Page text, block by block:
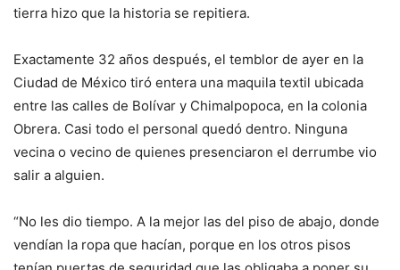
tierra hizo que la historia se repitiera.
Exactamente 32 años después, el temblor de ayer en la
Ciudad de México tiró entera una maquila textil ubicada
entre las calles de Bolívar y Chimalpopoca, en la colonia
Obrera. Casi todo el personal quedó dentro. Ninguna
vecina o vecino de quienes presenciaron el derrumbe vio
salir a alguien.
“No les dio tiempo. A la mejor las del piso de abajo, donde
vendían la ropa que hacían, porque en los otros pisos